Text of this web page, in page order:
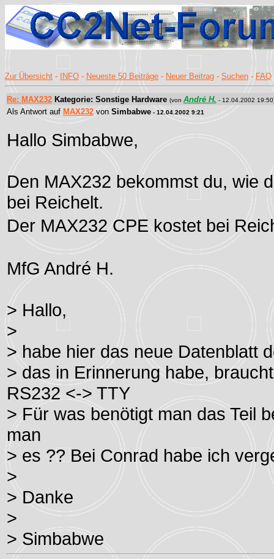
Zur Übersicht - INFO - Neueste 50 Beiträge - Neuer Beitrag - Suchen - FAQ
Re: MAX232 Kategorie: Sonstige Hardware (von André H. - 12.04.2002
Als Antwort auf MAX232 von Simbabwe - 12.04.2002 9:21
Hallo Simbabwe,
Den MAX232 bekommst du, wie
bei Reichelt.
Der MAX232 CPE kostet bei
MfG André H.
> Hallo,
>
> habe hier das neue Datenblatt
> das in Erinnerung habe,
RS232 <-> TTY
> Für was benötigt man das Teil
man
> es ?? Bei Conrad habe ich
>
> Danke
>
> Simbabwe